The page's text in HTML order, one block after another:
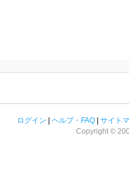
ログイン ヘルプ・FAQ
サイト
Copyright ©